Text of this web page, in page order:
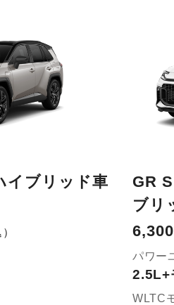
イブリッド車
GR
ブリ
パワー
2.5L+
WLTC